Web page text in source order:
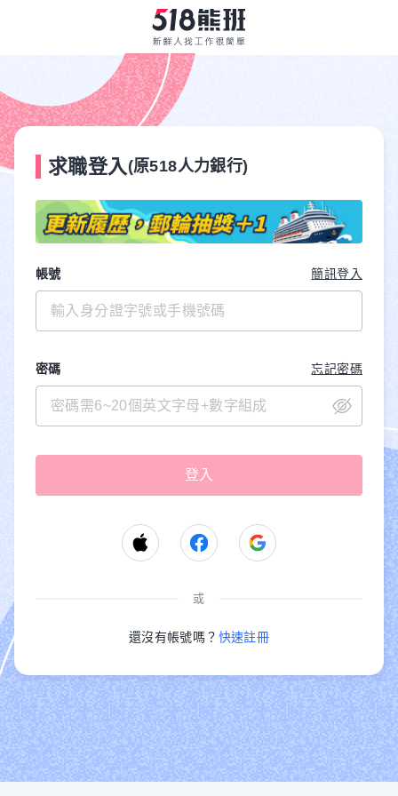
求職登入 (原518人力銀行)
帳號 簡訊登入
密碼 忘記密碼
或
還沒有帳號嗎？ 快速註冊